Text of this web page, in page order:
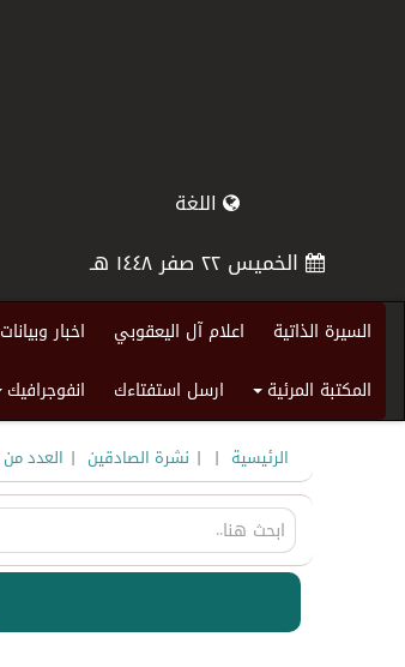
اللغة
الخميس ٢٢ صفر ١٤٤٨ هـ
السيرة الذاتية اعلام آل اليعقوبي اخبار وبيانات
المكتبة المرئية ارسل استفتاءك انفوجرافيك
الرئيسية |
| نشرة الصادقين | العدد من 241 الى 260